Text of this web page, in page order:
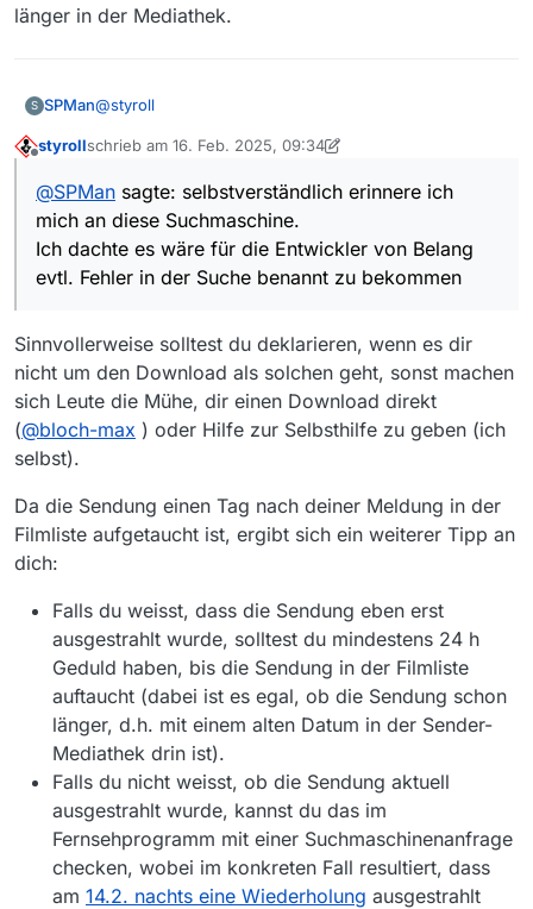
länger in der Mediathek.
S SPMan@styroll
Hallo,
Suchmaschine.
Ich dachte es wäre für die Entwickler von Belang evtl.
Fehler in der Suche benannt zu bekommen, um die
Ursache zu beseitigen, denn der Film war ja sschon
länger in der Mediathek.
styrollschrieb am 16. Feb. 2025, 09:34
zuletzt editiert von styroll
@SPMan sagte: selbstverständlich erinnere ich
mich an diese Suchmaschine.
Ich dachte es wäre für die Entwickler von Belang
evtl. Fehler in der Suche benannt zu bekommen
Sinnvollerweise solltest du deklarieren, wenn es dir
nicht um den Download als solchen geht, sonst machen
sich Leute die Mühe, dir einen Download direkt
(@bloch-max ) oder Hilfe zur Selbsthilfe zu geben (ich
selbst).
Da die Sendung einen Tag nach deiner Meldung in der
Filmliste aufgetaucht ist, ergibt sich ein weiterer Tipp an
dich:
Falls du weisst, dass die Sendung eben erst
ausgestrahlt wurde, solltest du mindestens 24 h
Geduld haben, bis die Sendung in der Filmliste
auftaucht (dabei ist es egal, ob die Sendung schon
länger, d.h. mit einem alten Datum in der Sender-
Mediathek drin ist).
Falls du nicht weisst, ob die Sendung aktuell
ausgestrahlt wurde, kannst du das im
Fernsehprogramm mit einer Suchmaschinenanfrage
checken, wobei im konkreten Fall resultiert, dass
am 14.2. nachts eine Wiederholung ausgestrahlt